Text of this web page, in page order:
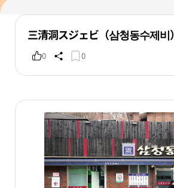
三清洞スジェビ（삼청동수제비）
0 0